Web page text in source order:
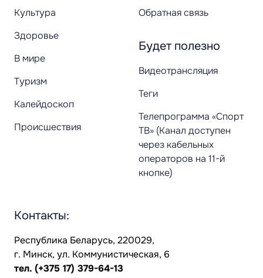
Культура
Здоровье
В мире
Туризм
Калейдоскоп
Происшествия
Обратная связь
Будет полезно
Видеотрансляция
Теги
Телепрограмма «Спорт
ТВ» (Канал доступен
через кабельных
операторов на 11-й
кнопке)
Контакты:
Республика Беларусь, 220029,
г. Минск, ул. Коммунистическая, 6
тел. (+375 17) 379-64-13